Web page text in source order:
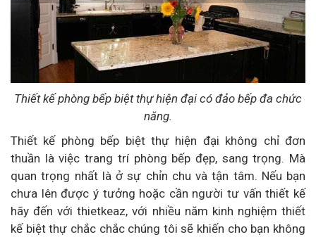
Thiết kế phòng bếp biệt thự hiện đại có đảo bếp đa chức
năng.
Thiết kế phòng bếp biệt thự hiện đại không chỉ đơn
thuần là việc trang trí phòng bếp đẹp, sang trọng. Mà
quan trọng nhất là ở sự chỉn chu và tận tâm. Nếu bạn
chưa lên được ý tưởng hoặc cần người tư vấn thiết kế
hãy đến với thietkeaz, với nhiều năm kinh nghiệm thiết
kế biệt thự chắc chắc chúng tôi sẽ khiến cho bạn không